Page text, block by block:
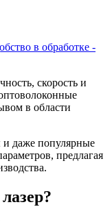
скорость и
в области
даже популярные
предлагая